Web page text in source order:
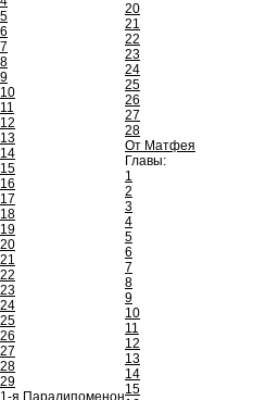
5
6
7
8
9
10
11
12
13
14
15
16
17
18
19
20
21
22
23
24
25
26
27
28
29
1-я Паралипоменон
20
21
22
23
24
25
26
27
28
От Матфея
Главы:
1
2
3
4
5
6
7
8
9
10
11
12
13
14
15